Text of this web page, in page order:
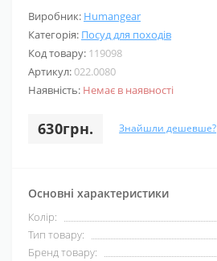
Виробник: Humangear
Категорія: Посуд для походів
Код товару: 119098
Артикул:022.0080
Наявність: Немає в наявності
630грн. Знайшли дешевше?
Основні характеристики
Колір:
Тип товару:
Бренд товару: